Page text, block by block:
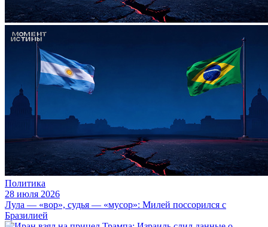
Политика
28 июля 2026
Лула — «вор», судья — «мусор»: Милей поссорился с
Бразилией